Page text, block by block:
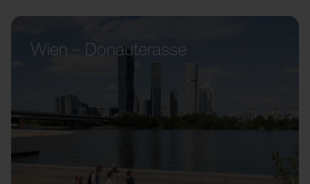
Wien – Donauterasse